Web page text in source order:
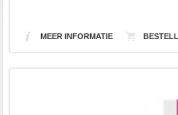
MEER INFORMATIE